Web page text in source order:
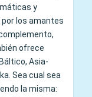
y
los amantes
ofrece
Asia-
Sea cual sea
la misma: